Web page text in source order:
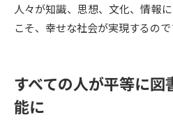
新増設大学・学部・学科特集
デジタルパンフレット
人々が知識、思想、文化、情報
こそ、幸せな社会が実現するので
すべての人が平等に図
能に